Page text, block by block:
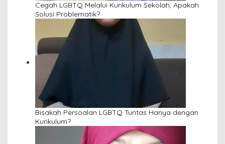
Cegah LGBTQ Melalui Kurikulum Sekolah, Apakah
Solusi Problematik?
Bisakah Persoalan LGBTQ Tuntas Hanya dengan
Kurikulum?